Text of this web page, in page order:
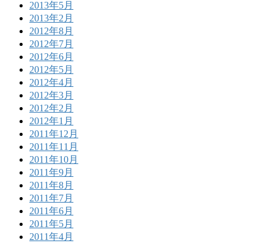
2013年5月
2013年2月
2012年8月
2012年7月
2012年6月
2012年5月
2012年4月
2012年3月
2012年2月
2012年1月
2011年12月
2011年11月
2011年10月
2011年9月
2011年8月
2011年7月
2011年6月
2011年5月
2011年4月